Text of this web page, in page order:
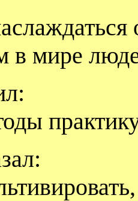
в мире